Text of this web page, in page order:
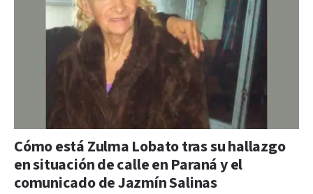
Cómo está Zulma Lobato tras su hallazgo
en situación de calle en Paraná y el
comunicado de Jazmín Salinas